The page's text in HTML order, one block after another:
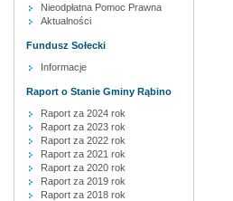
Nieodpłatna Pomoc Prawna
Aktualności
Fundusz Sołecki
Informacje
Raport o Stanie Gminy Rąbino
Raport za 2024 rok
Raport za 2023 rok
Raport za 2022 rok
Raport za 2021 rok
Raport za 2020 rok
Raport za 2019 rok
Raport za 2018 rok